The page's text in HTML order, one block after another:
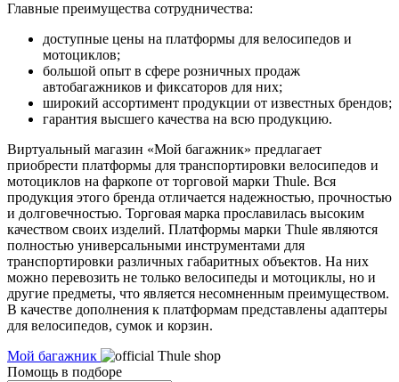
Главные преимущества сотрудничества:
доступные цены на платформы для велосипедов и
мотоциклов;
большой опыт в сфере розничных продаж
автобагажников и фиксаторов для них;
широкий ассортимент продукции от известных брендов;
гарантия высшего качества на всю продукцию.
Виртуальный магазин «Мой багажник» предлагает
приобрести платформы для транспортировки велосипедов и
мотоциклов на фаркопе от торговой марки Thule. Вся
продукция этого бренда отличается надежностью, прочностью
и долговечностью. Торговая марка прославилась высоким
качеством своих изделий. Платформы марки Thule являются
полностью универсальными инструментами для
транспортировки различных габаритных объектов. На них
можно перевозить не только велосипеды и мотоциклы, но и
другие предметы, что является несомненным преимуществом.
В качестве дополнения к платформам представлены адаптеры
для велосипедов, сумок и корзин.
Мой багажник
Помощь в подборе